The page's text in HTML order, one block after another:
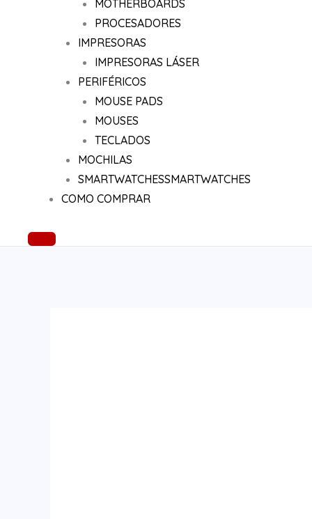
MOTHERBOARDS
PROCESADORES
IMPRESORAS
IMPRESORAS LÁSER
PERIFÉRICOS
MOUSE PADS
MOUSES
TECLADOS
MOCHILAS
SMARTWATCHESSMARTWATCHES
COMO COMPRAR